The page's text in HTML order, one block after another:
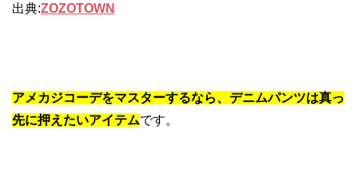
出典:ZOZOTOWN
アメカジコーデをマスターするなら、デニムパンツは真っ
先に押えたいアイテムです。